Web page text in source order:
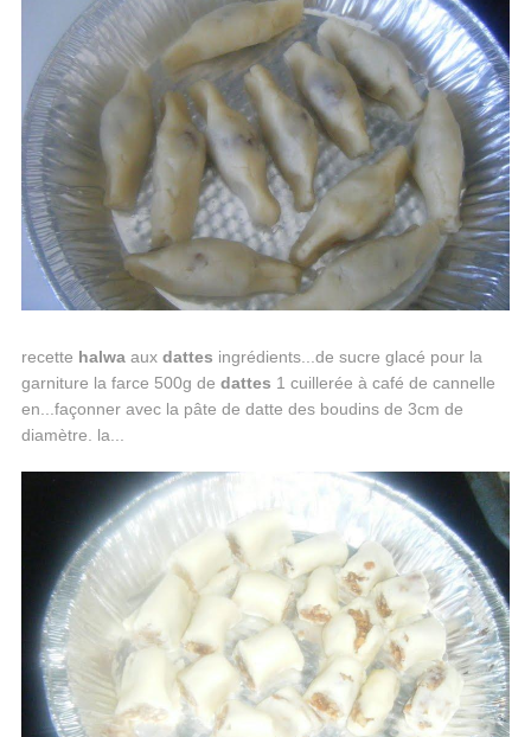
recette halwaaux dattes ingrédients...de sucre glacé pour la
garniture la farce 500g de dattes 1 cuillerée à café de cannelle
en...façonner avec la pâte de datte des boudins de 3cm de
diamètre. la...